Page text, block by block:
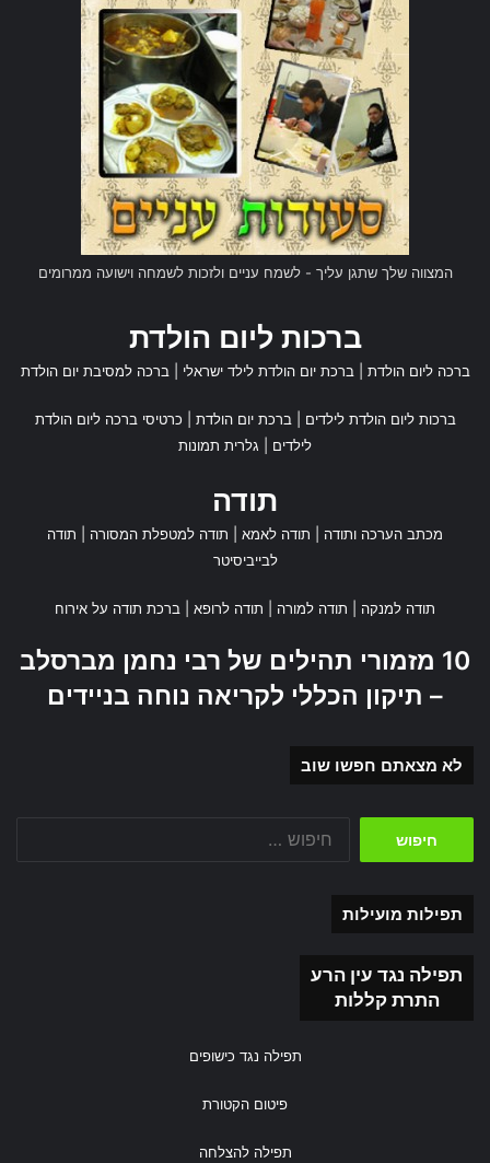
המצווה שלך שתגן עליך - לשמח עניים ולזכות לשמחה וישועה ממרומים
ברכות ליום הולדת
ברכה ליום הולדת |ברכת יום הולדת לילד ישראלי |ברכה למסיבת יום הולדת
ברכות ליום הולדת לילדים |ברכת יום הולדת
כרטיסי ברכה ליום הולדת
לילדים
גלרית תמונות
תודה
מכתב הערכה ותודה תודה לאמא תודה למטפלת המסורה
תודה
לבייביסיטר
תודה למנקה תודה למורה תודה לרופא ברכת תודה על אירוח
10 מזמורי תהילים של רבי נחמן מברסלב
– תיקון הכללי לקריאה נוחה בניידים
לא מצאתם חפשו שוב
תפילות מועילות
תפילה נגד עין הרע
התרת קללות
תפילה נגד כישופים
פיטום הקטורת
תפילה להצלחה